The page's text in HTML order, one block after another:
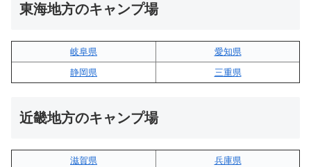
東海地方のキャンプ場
岐阜県
愛知県
静岡県
三重県
近畿地方のキャンプ場
滋賀県
兵庫県